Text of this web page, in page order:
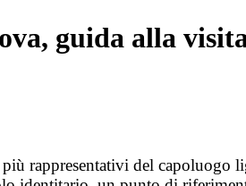
guida alla
rappresentativi del capoluogo